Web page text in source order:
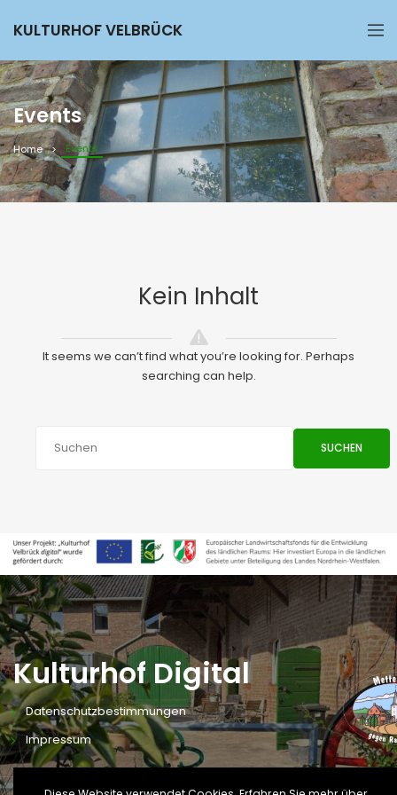
KULTURHOF VELBRÜCK
Events
Home Events
Kein Inhalt
It seems we can’t find what you’re looking for. Perhaps
searching can help.
SUCHEN
Kulturhof Digital
Datenschutzbestimmungen
Impressum